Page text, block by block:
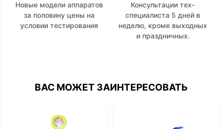
Новые модели аппаратов
за половину цены на
условии тестирования
Консультации тех-
специалиста 5 дней в
неделю, кроме выходных
и праздничных.
ВАС МОЖЕТ ЗАИНТЕРЕСОВАТЬ